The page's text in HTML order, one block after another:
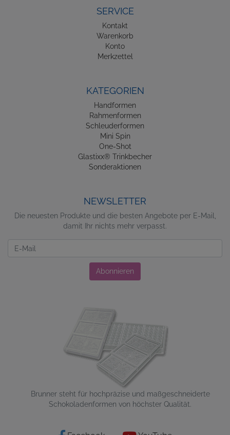
SERVICE
Kontakt
Warenkorb
Konto
Merkzettel
KATEGORIEN
Handformen
Rahmenformen
Schleuderformen
Mini Spin
One-Shot
Glastixx® Trinkbecher
Sonderaktionen
NEWSLETTER
Die neuesten Produkte und die besten Angebote per E-Mail,
damit Ihr nichts mehr verpasst.
Abonnieren
Brunner steht für hochpräzise und maßgeschneiderte
Schokoladenformen von höchster Qualität.